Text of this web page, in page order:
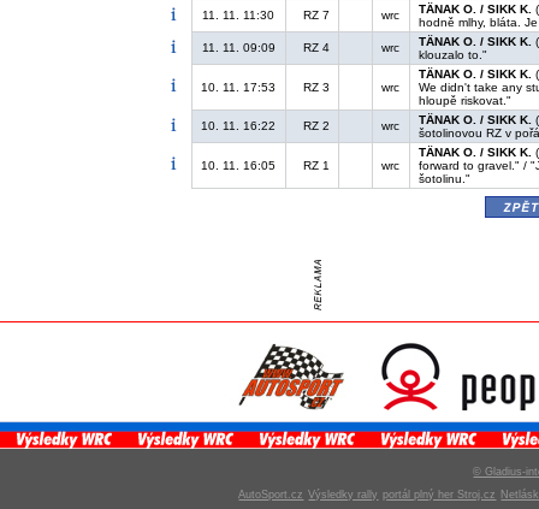
11. 11. 11:30
RZ 7 wrc TÄNAK O. / SIKK K.
hodně mlhy, bláta.
11. 11. 09:09
RZ 4 wrc TÄNAK O. / SIKK K.
klouzalo to."
10. 11. 17:53 RZ 3 wrc
TÄNAK O. / SIKK K.
We didn't take any
hloupě riskovat."
10. 11. 16:22
RZ 2 wrc TÄNAK O. / SIKK K.
šotolinovou RZ v
10. 11. 16:05 RZ 1 wrc
TÄNAK O. / SIKK K.
forward to gravel." /
šotolinu."
© Gladius-
AutoSport.cz Výsledky rally portál plný her Stroj.cz